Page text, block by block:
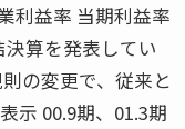
利益率 当期利益率
決算を発表してい
の変更で、従来と
示 00.9期、01.3期